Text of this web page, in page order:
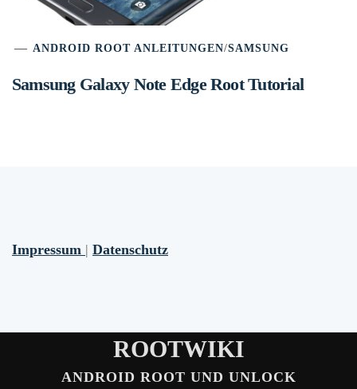
ANDROID ROOT ANLEITUNGEN/SAMSUNG
Samsung Galaxy Note Edge Root Tutorial
Impressum | Datenschutz
ROOTWIKI
ANDROID ROOT UND UNLOCK